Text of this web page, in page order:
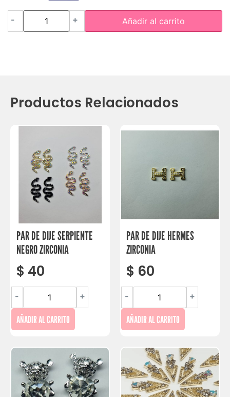
- + Añadir al carrito
Productos Relacionados
PAR DE DIJE SERPIENTE
NEGRO ZIRCONIA
$ 40
- +
AÑADIR AL CARRITO
PAR DE DIJE HERMES
ZIRCONIA
$ 60
- +
AÑADIR AL CARRITO